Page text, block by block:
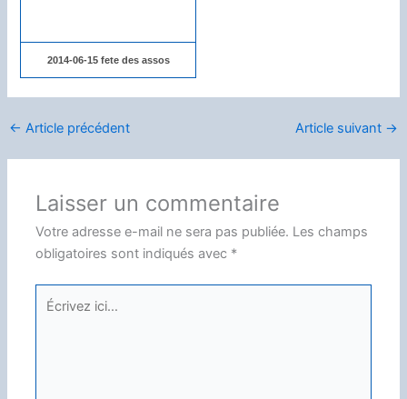
2014-06-15 fete des assos
← Article précédent Article suivant →
Laisser un commentaire
Votre adresse e-mail ne sera pas publiée. Les champs
obligatoires sont indiqués avec *
Écrivez
ici…